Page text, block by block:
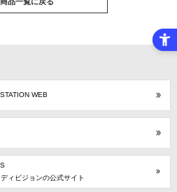
WEB
ィビジョンの公式サイト